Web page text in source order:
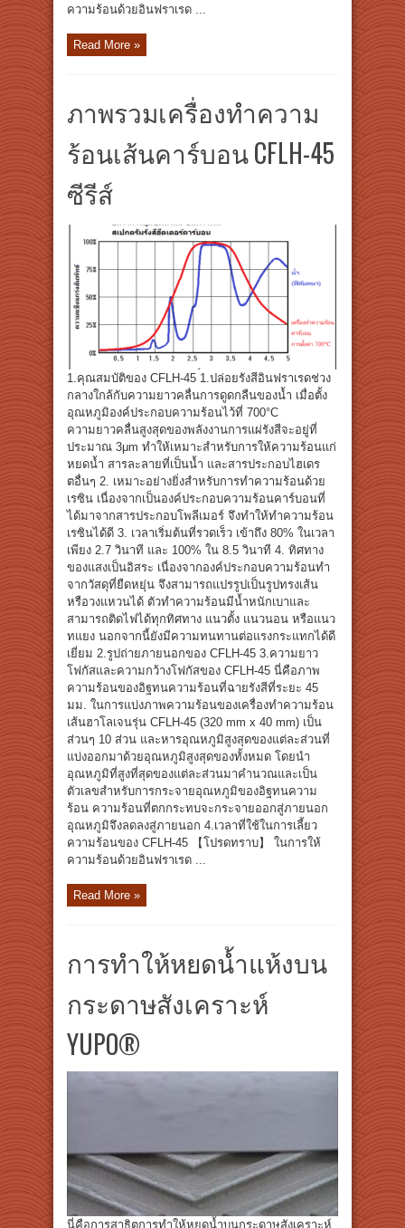
ความร้อนด้วยอินฟราเรด ...
Read More »
ภาพรวมเครื่องทำความ
ร้อนเส้นคาร์บอน CFLH-45
ซีรีส์
1.คุณสมบัติของ CFLH-45 1.ปล่อยรังสีอินฟราเรดช่วง
กลางใกล้กับความยาวคลื่นการดูดกลืนของน้ำ เมื่อตั้ง
อุณหภูมิองค์ประกอบความร้อนไว้ที่ 700°C
ความยาวคลื่นสูงสุดของพลังงานการแผ่รังสีจะอยู่ที่
ประมาณ 3μm ทำให้เหมาะสำหรับการให้ความร้อนแก่
หยดน้ำ สารละลายที่เป็นน้ำ และสารประกอบไฮเดร
ตอื่นๆ 2. เหมาะอย่างยิ่งสำหรับการทำความร้อนด้วย
เรซิน เนื่องจากเป็นองค์ประกอบความร้อนคาร์บอนที่
ได้มาจากสารประกอบโพลีเมอร์ จึงทำให้ทำความร้อน
เรซินได้ดี 3. เวลาเริ่มต้นที่รวดเร็ว เข้าถึง 80% ในเวลา
เพียง 2.7 วินาที และ 100% ใน 8.5 วินาที 4. ทิศทาง
ของแสงเป็นอิสระ เนื่องจากองค์ประกอบความร้อนทำ
จากวัสดุที่ยืดหยุ่น จึงสามารถแปรรูปเป็นรูปทรงเส้น
หรือวงแหวนได้ ตัวทำความร้อนมีน้ำหนักเบาและ
สามารถติดไฟได้ทุกทิศทาง แนวตั้ง แนวนอน หรือแนว
ทแยง นอกจากนี้ยังมีความทนทานต่อแรงกระแทกได้ดี
เยี่ยม 2.รูปถ่ายภายนอกของ CFLH-45 3.ความยาว
โฟกัสและความกว้างโฟกัสของ CFLH-45 นี่คือภาพ
ความร้อนของอิฐทนความร้อนที่ฉายรังสีที่ระยะ 45
มม. ในการแบ่งภาพความร้อนของเครื่องทำความร้อน
เส้นฮาโลเจนรุ่น CFLH-45 (320 mm x 40 mm) เป็น
ส่วนๆ 10 ส่วน และหารอุณหภูมิสูงสุดของแต่ละส่วนที่
แบ่งออกมาด้วยอุณหภูมิสูงสุดของทั้งหมด โดยนำ
อุณหภูมิที่สูงที่สุดของแต่ละส่วนมาคำนวณและเป็น
ตัวเลขสำหรับการกระจายอุณหภูมิของอิฐทนความ
ร้อน ความร้อนที่ตกกระทบจะกระจายออกสู่ภายนอก
อุณหภูมิจึงลดลงสู่ภายนอก 4.เวลาที่ใช้ในการเลี้ยว
ความร้อนของ CFLH-45 【โปรดทราบ】 ในการให้
ความร้อนด้วยอินฟราเรด ...
Read More »
การทำให้หยดน้ำแห้งบน
กระดาษสังเคราะห์
YUPO®
นี่คือการสาธิตการทำให้หยดน้ำบนกระดาษสังเคราะห์